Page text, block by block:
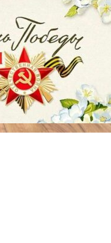
07.08.2025
Улуу Жеңиштин
29.04.2025
Награды в
29.04.2025